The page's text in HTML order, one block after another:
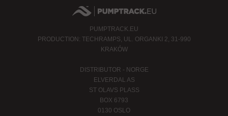
PUMPTRACK.EU
PRODUCTION: TECHRAMPS, UL. ORGANKI 2, 31-990
KRAKÓW
DISTRIBUTOR - NORGE
ELVERDAL AS
ST OLAVS PLASS
BOX 6793
0130 OSLO